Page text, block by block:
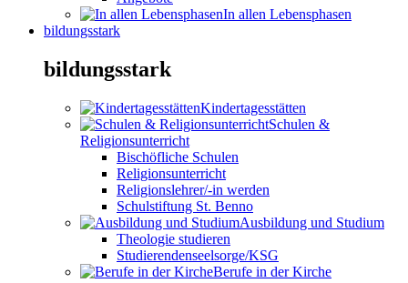
In allen Lebensphasen
bildungsstark
bildungsstark
Kindertagesstätten
Schulen &
Religionsunterricht
Bischöfliche Schulen
Religionsunterricht
Religionslehrer/-in werden
Schulstiftung St. Benno
Ausbildung und Studium
Theologie studieren
Studierendenseelsorge/KSG
Berufe in der Kirche